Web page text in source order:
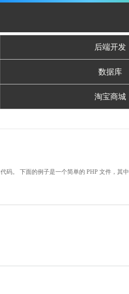
后端开发
数据库
淘宝商城
。 下面的例子是一个简单的 PHP 文件，其